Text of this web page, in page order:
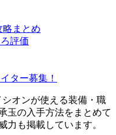
略まとめ
評価
ター募集！
オンが使える装備・職
玉の入手方法をまとめて
力も掲載しています。